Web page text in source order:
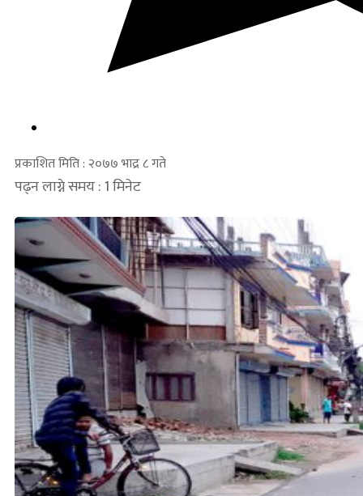
प्रकाशित मिति : २०७७ भाद्र ८ गते
पढ्न लाग्ने समय : 1 मिनेट